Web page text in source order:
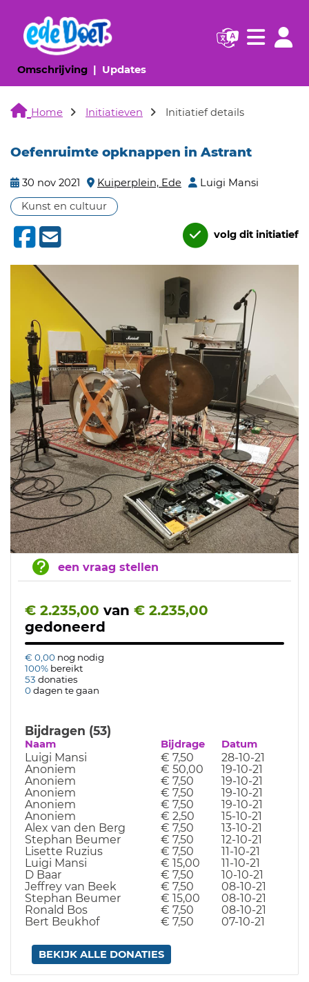
Omschrijving(huidige pagina)
Updates(huidige pagina)
Navigatie
Home Initiatieven Initiatief details
Oefenruimte opknappen in Astrant
30 nov 2021 Kuiperplein, Ede
Luigi Mansi
Kunst en cultuur
volg dit initiatief
een vraag stellen
€ 2.235,00 van € 2.235,00
gedoneerd
€ 0,00 nog nodig
100% bereikt
53 donaties
0dagen te gaan
Bijdragen (53)
Naam Bijdrage Datum
Luigi Mansi € 7,50
28-10-21
Anoniem
€ 50,00
19-10-21
Anoniem
€ 7,50
19-10-21
Anoniem
€ 7,50
19-10-21
Anoniem
€ 7,50
19-10-21
Anoniem
€ 2,50
15-10-21
Alex van den Berg
€ 7,50
13-10-21
Stephan Beumer
€ 7,50
12-10-21
Lisette Ruzius
€ 7,50
11-10-21
Luigi Mansi
€ 15,00
11-10-21
D Baar
€ 7,50
10-10-21
Jeffrey van Beek
€ 7,50
08-10-21
Stephan Beumer
€ 15,00
08-10-21
Ronald Bos
€ 7,50
08-10-21
Bert Beukhof
€ 7,50 07-10-21
BEKIJK ALLE DONATIES